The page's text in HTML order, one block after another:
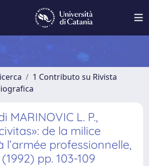
1 Contributo su Rivista
MARINOVIC L. P.,
de la milice
l’armée professionnelle,
pp. 103-109